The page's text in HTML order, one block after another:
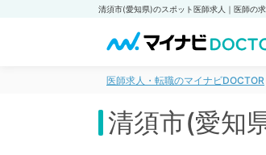
医師求人・転職のマイナビDOCTOR
清須市(愛知